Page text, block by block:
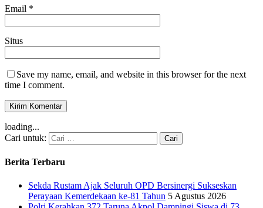
Email *
Situs
Save my name, email, and website in this browser for the next
time I comment.
loading...
Cari untuk:
Berita Terbaru
Sekda Rustam Ajak Seluruh OPD Bersinergi Sukseskan
Perayaan Kemerdekaan ke-81 Tahun 5 Agustus 2026